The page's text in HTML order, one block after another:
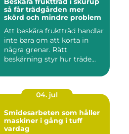
så får trädgården mer
skörd och mindre problem
Att beskära fruktträd handlar
inte bara om att korta in
några grenar. Rätt
beskärning styr hur träde...
04. jul
Smidesarbeten som håller
maskiner i gång i tuff
vardag